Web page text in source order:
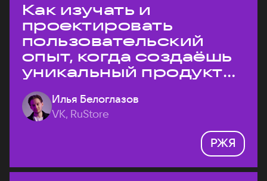
Как изучать и
проектировать
пользовательский
опыт, когда создаёшь
уникальный продукт
на рынке?
Илья Белоглазов
VK, RuStore
РЖЯ